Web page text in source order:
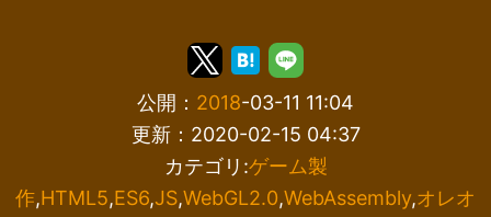
公開： 2018-03-11 11:04
更新：2020-02-15 04:37
カテゴリ:ゲーム製
作,HTML5,ES6,JS,WebGL2.0,WebAssembly,オレオ